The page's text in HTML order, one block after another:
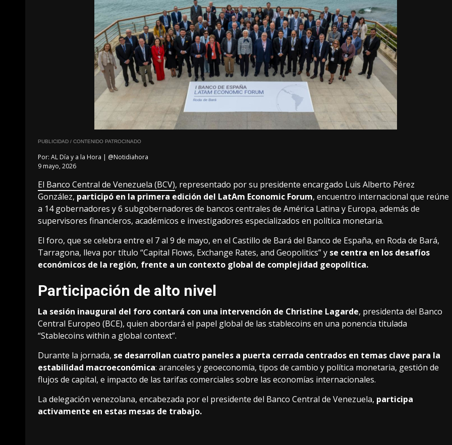
PUBLICIDAD / CONTENIDO PATROCINADO
Por: AL Día y a la Hora | @Notidiahora
9 mayo, 2026
El Banco Central de Venezuela (BCV), representado por su presidente encargado Luis Alberto Pérez
González, participó en la primera edición del LatAm Economic Forum, encuentro internacional que reúne
a 14 gobernadores y 6 subgobernadores de bancos centrales de América Latina y Europa, además de
supervisores financieros, académicos e investigadores especializados en política monetaria.
El foro, que se celebra entre el 7 al 9 de mayo, en el Castillo de Bará del Banco de España, en Roda de Bará,
Tarragona, lleva por título “Capital Flows, Exchange Rates, and Geopolitics” y se centra en los desafíos
económicos de la región, frente a un contexto global de complejidad geopolítica.
Participación de alto nivel
La sesión inaugural del foro contará con una intervención de Christine Lagarde, presidenta del Banco
Central Europeo (BCE), quien abordará el papel global de las stablecoins en una ponencia titulada
“Stablecoins within a global context”.
Durante la jornada, se desarrollan cuatro paneles a puerta cerrada centrados en temas clave para la
estabilidad macroeconómica: aranceles y geoeconomía, tipos de cambio y política monetaria, gestión de
flujos de capital, e impacto de las tarifas comerciales sobre las economías internacionales.
La delegación venezolana, encabezada por el presidente del Banco Central de Venezuela, participa
activamente en estas mesas de trabajo.